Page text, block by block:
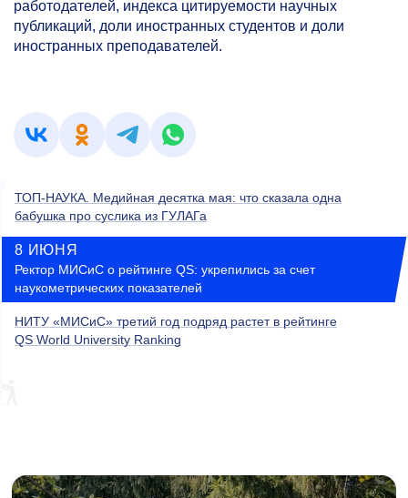
работодателей, индекса цитируемости научных
публикаций, доли иностранных студентов и доли
иностранных преподавателей.
ТОП-НАУКА. Медийная десятка мая: что сказала одна
бабушка про суслика из ГУЛАГа
8 ИЮНЯ
Ректор МИСиС о рейтинге QS: укрепились за счет
наукометрических показателей
НИТУ «МИСиС» третий год подряд растет в рейтинге
QS World University Ranking